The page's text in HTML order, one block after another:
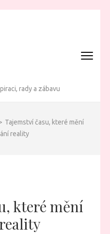
rady a zábavu
Tajemství času, které mění
reality
které mění